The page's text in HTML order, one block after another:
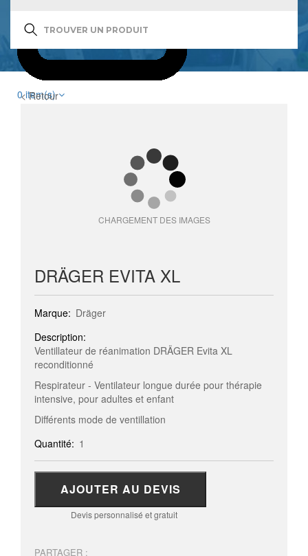
0 item(s)
< Retour
CHARGEMENT DES IMAGES
DRÄGER EVITA XL
Marque: Dräger
Description:
Ventillateur de réanimation DRÄGER Evita XL
reconditionné
Respirateur - Ventilateur longue durée pour thérapie
intensive, pour adultes et enfant
Différents mode de ventillation
Quantité: 1
AJOUTER AU DEVIS
Devis personnalisé et gratuit
PARTAGER :